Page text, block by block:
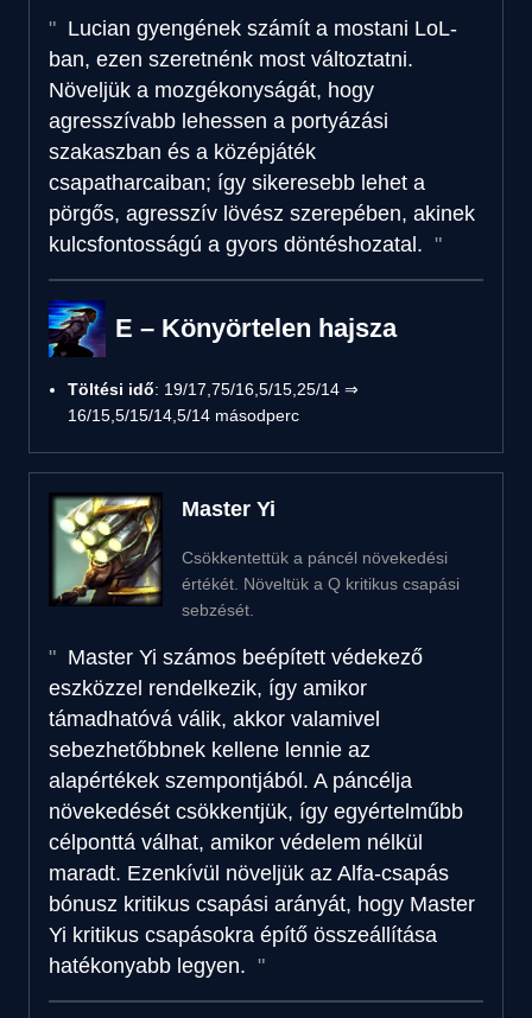
Lucian gyengének számít a mostani LoL-
ban, ezen szeretnénk most változtatni.
Növeljük a mozgékonyságát, hogy
agresszívabb lehessen a portyázási
szakaszban és a középjáték
csapatharcaiban; így sikeresebb lehet a
pörgős, agresszív lövész szerepében, akinek
kulcsfontosságú a gyors döntéshozatal.
E – Könyörtelen hajsza
Töltési idő: 19/17,75/16,5/15,25/14 ⇒
16/15,5/15/14,5/14 másodperc
Master Yi
Csökkentettük a páncél növekedési
értékét. Növeltük a Q kritikus csapási
sebzését.
Master Yi számos beépített védekező
eszközzel rendelkezik, így amikor
támadhatóvá válik, akkor valamivel
sebezhetőbbnek kellene lennie az
alapértékek szempontjából. A páncélja
növekedését csökkentjük, így egyértelműbb
célponttá válhat, amikor védelem nélkül
maradt. Ezenkívül növeljük az Alfa-csapás
bónusz kritikus csapási arányát, hogy Master
Yi kritikus csapásokra építő összeállítása
hatékonyabb legyen.